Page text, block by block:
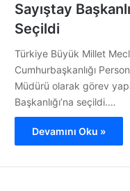
Sayıştay
Seçildi
Türkiye Büyük Millet
Cumhurbaşkanlığı
Müdürü olarak görev
Başkanlığı’na seçildi.…
Devamını Oku »